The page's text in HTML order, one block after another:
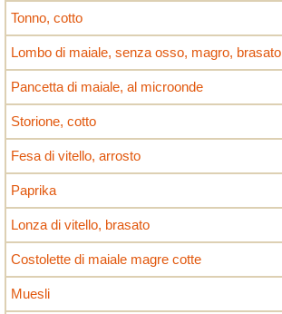
Tonno, cotto
Lombo di maiale, senza osso, magro, brasato
Pancetta di maiale, al microonde
Storione, cotto
Fesa di vitello, arrosto
Paprika
Lonza di vitello, brasato
Costolette di maiale magre cotte
Muesli